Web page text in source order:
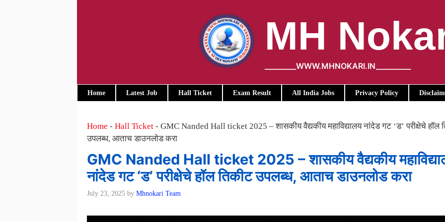
MH
_________WWW.MHNOKARI.IN__________
Home Latest Job Hall Ticket Exam Result All India Jobs Privacy Policy
Home - Hall Ticket- GMC Nanded Hall ticket 2025 – शासकीय वैद्यकीय महाविद्यालय नांदेड गट ‘ड’ परीक्षेचे हॉल
उपलब्ध, आताच डाउनलोड करा
GMC Nanded Hall ticket 2025 – शासकीय वैद्यकीय
नांदेड गट ‘ड’ परीक्षेचे हॉल तिकीट उपलब्ध, आताच डाउनलोड करा
July 23, 2025 by Mhnokari Team